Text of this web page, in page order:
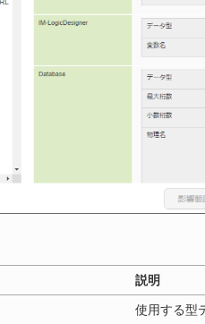
説明
使用する型